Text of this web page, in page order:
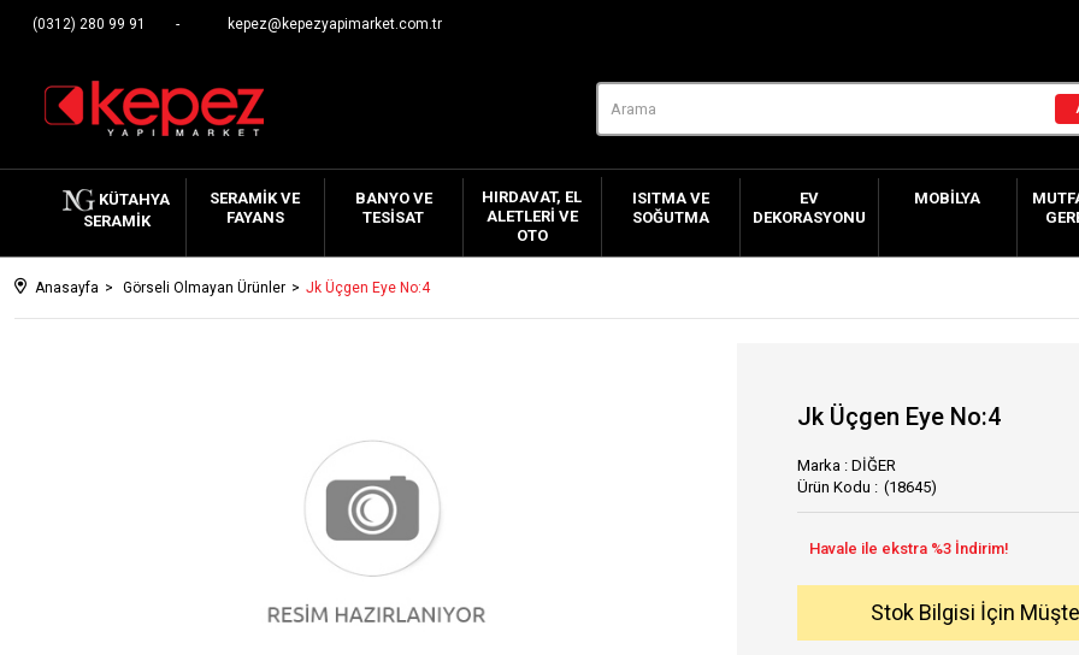
(0312) 280 99 91 kepez@kepezyapimarket.com.tr
KÜTAHYA
SERAMIK
SERAMIK VE
FAYANS
BANYO VE
TESISAT
HIRDAVAT, EL
ALETLERI VE
OTO
ISITMA VE
SOĞUTMA
EV
DEKORASYONU
MOBILYA
Anasayfa Görseli Olmayan Ürünler Jk Üçgen Eye No:4
Jk Üçgen Eye No:4
Marka : DİĞER
(18645)
Stok Bilgisi İçin